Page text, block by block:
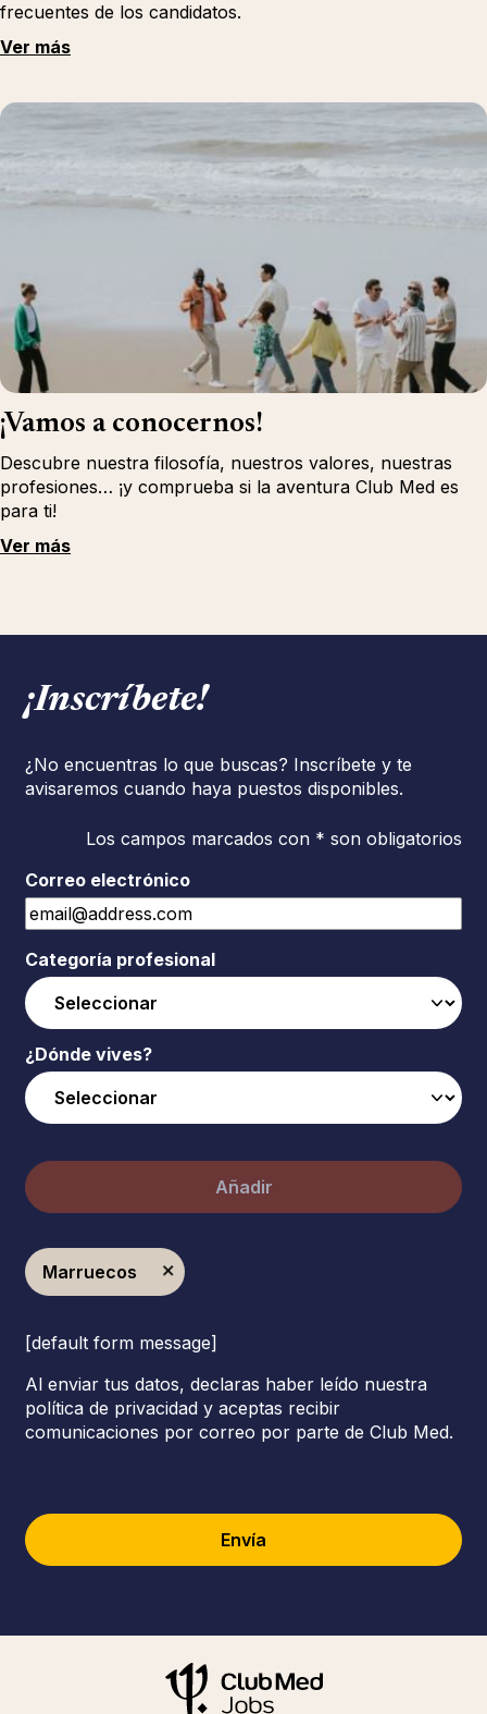
frecuentes de los candidatos.
Ver más
¡Vamos a conocernos!
Descubre nuestra filosofía, nuestros valores, nuestras
profesiones… ¡y comprueba si la aventura Club Med es
para ti!
Ver más
¡Inscríbete!
¿No encuentras lo que buscas? Inscríbete y te
avisaremos cuando haya puestos disponibles.
Los campos marcados con * son obligatorios
Correo electrónico
Categoría profesional
¿Dónde vives?
Añadir
Marruecos
[default form message]
Al enviar tus datos, declaras haber leído nuestra
política de privacidad y aceptas recibir
comunicaciones por correo por parte de Club Med.
Envía